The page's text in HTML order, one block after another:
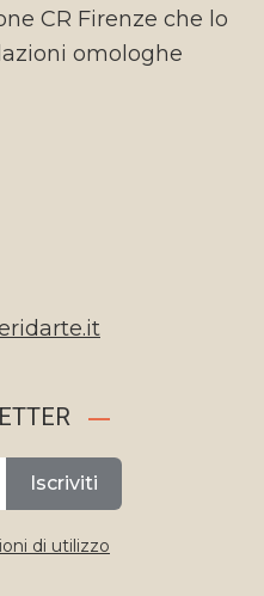
CR Firenze che lo
omologhe
Iscriviti
di utilizzo